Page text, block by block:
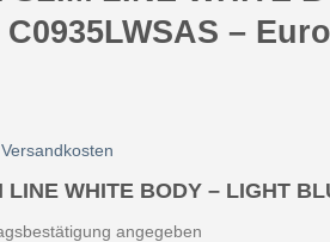
–
Versandkosten
LINE WHITE BODY – LIGHT
angegeben